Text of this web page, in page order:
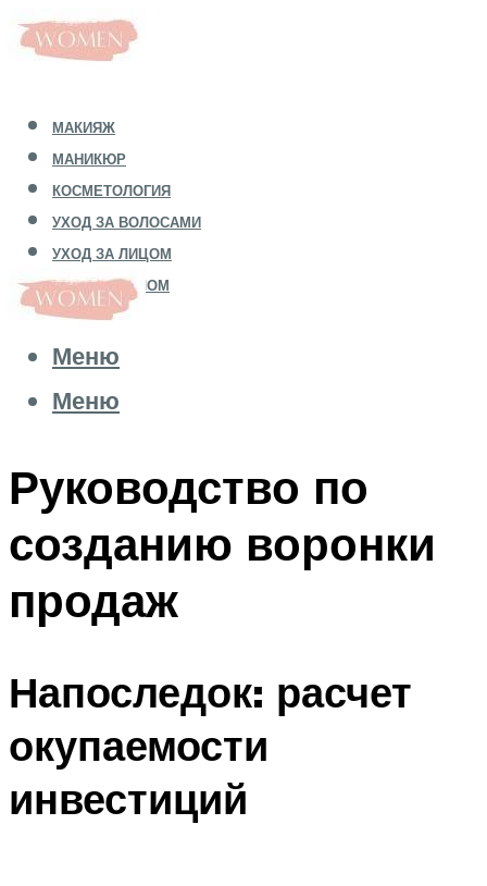
МАКИЯЖ
МАНИКЮР
КОСМЕТОЛОГИЯ
УХОД ЗА ВОЛОСАМИ
УХОД ЗА ЛИЦОМ
УХОД ЗА ТЕЛОМ
Меню
Меню
Руководство по
созданию воронки
продаж
Напоследок: расчет
окупаемости
инвестиций